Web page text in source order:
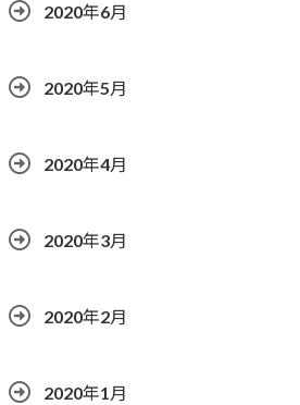
2020年6月
2020年5月
2020年4月
2020年3月
2020年2月
2020年1月